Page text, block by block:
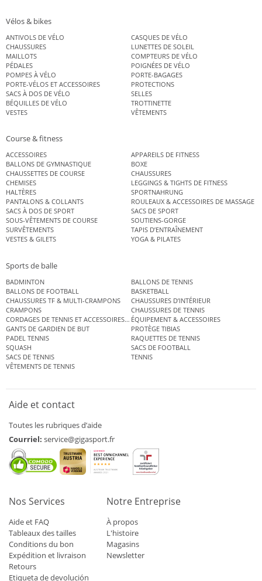
Vélos & bikes
ANTIVOLS DE VÉLO
CASQUES DE VÉLO
CHAUSSURES
LUNETTES DE SOLEIL
MAILLOTS
COMPTEURS DE VÉLO
PÉDALES
POIGNÉES DE VÉLO
POMPES À VÉLO
PORTE-BAGAGES
PORTE-VÉLOS ET ACCESSOIRES
PROTECTIONS
SACS À DOS DE VÉLO
SELLES
BÉQUILLES DE VÉLO
TROTTINETTE
VESTES
VÊTEMENTS
Course & fitness
ACCESSOIRES
APPAREILS DE FITNESS
BALLONS DE GYMNASTIQUE
BOXE
CHAUSSETTES DE COURSE
CHAUSSURES
CHEMISES
LEGGINGS & TIGHTS DE FITNESS
HALTÈRES
SPORTNAHRUNG
PANTALONS & COLLANTS
ROULEAUX & ACCESSOIRES DE MASSAGE
SACS À DOS DE SPORT
SACS DE SPORT
SOUS-VÊTEMENTS DE COURSE
SOUTIENS-GORGE
SURVÊTEMENTS
TAPIS D’ENTRAÎNEMENT
VESTES & GILETS
YOGA & PILATES
Sports de balle
BADMINTON
BALLONS DE TENNIS
BALLONS DE FOOTBALL
BASKETBALL
CHAUSSURES TF & MULTI-CRAMPONS
CHAUSSURES D’INTÉRIEUR
CRAMPONS
CHAUSSURES DE TENNIS
CORDAGES DE TENNIS ET ACCESSOIRES DE TENNISÉQUIPEMENT & ACCESSOIRES
GANTS DE GARDIEN DE BUT
PROTÈGE TIBIAS
PADEL TENNIS
RAQUETTES DE TENNIS
SQUASH
SACS DE FOOTBALL
SACS DE TENNIS
TENNIS
VÊTEMENTS DE TENNIS
Aide et contact
Toutes les rubriques d’aide
Courriel: service@gigasport.fr
Nos Services
Aide et FAQ
Tableaux des tailles
Conditions du bon
Expédition et livraison
Retours
Etiqueta de devolución
Notre Entreprise
À propos
L'histoire
Magasins
Newsletter